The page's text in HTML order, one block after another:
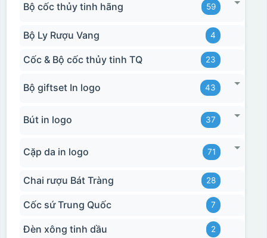
Bộ cốc thủy tinh hãng 59
Bộ Ly Rượu Vang 4
Cốc & Bộ cốc thủy tinh TQ 23
Bộ giftset In logo 43
Bút in logo 37
Cặp da in logo 71
Chai rượu Bát Tràng 28
Cốc sứ Trung Quốc 7
Đèn xông tinh dầu 2